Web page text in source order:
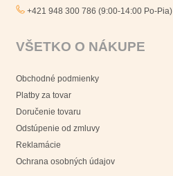
+421 948 300 786 (9:00-14:00 Po-Pia)
VŠETKO O NÁKUPE
Obchodné podmienky
Platby za tovar
Doručenie tovaru
Odstúpenie od zmluvy
Reklamácie
Ochrana osobných údajov